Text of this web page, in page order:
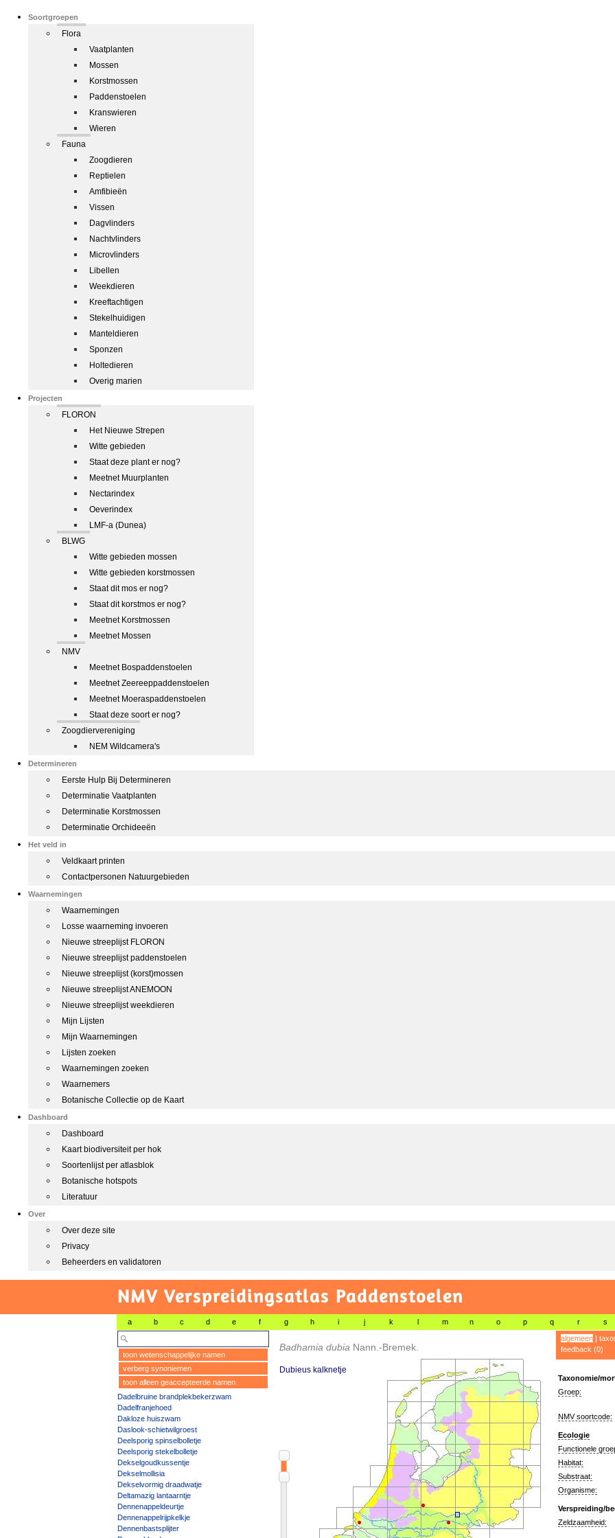
Soortgroepen
Flora
Vaatplanten
Mossen
Korstmossen
Paddenstoelen
Kranswieren
Wieren
Fauna
Zoogdieren
Reptielen
Amfibieën
Vissen
Dagvlinders
Nachtvlinders
Microvlinders
Libellen
Weekdieren
Kreeftachtigen
Stekelhuidigen
Manteldieren
Sponzen
Holtedieren
Overig marien
Projecten
FLORON
Het Nieuwe Strepen
Witte gebieden
Staat deze plant er nog?
Meetnet Muurplanten
Nectarindex
Oeverindex
LMF-a (Dunea)
BLWG
Witte gebieden mossen
Witte gebieden korstmossen
Staat dit mos er nog?
Staat dit korstmos er nog?
Meetnet Korstmossen
Meetnet Mossen
NMV
Meetnet Bospaddenstoelen
Meetnet Zeereeppaddenstoelen
Meetnet Moeraspaddenstoelen
Staat deze soort er nog?
Zoogdiervereniging
NEM Wildcamera's
Determineren
Eerste Hulp Bij Determineren
Determinatie Vaatplanten
Determinatie Korstmossen
Determinatie Orchideeën
Het veld in
Veldkaart printen
Contactpersonen Natuurgebieden
Waarnemingen
Waarnemingen
Losse waarneming invoeren
Nieuwe streeplijst FLORON
Nieuwe streeplijst paddenstoelen
Nieuwe streeplijst (korst)mossen
Nieuwe streeplijst ANEMOON
Nieuwe streeplijst weekdieren
Mijn Lijsten
Mijn Waarnemingen
Lijsten zoeken
Waarnemingen zoeken
Waarnemers
Botanische Collectie op de Kaart
Dashboard
Dashboard
Kaart biodiversiteit per hok
Soortenlijst per atlasblok
Botanische hotspots
Literatuur
Over
Over deze site
Privacy
Beheerders en validatoren
NMV Verspreidingsatlas Paddenstoelen
a b c d e f g h i j k l m n o p q r s
toon wetenschappelijke namen
verberg synoniemen
toon alleen geaccepteerde namen
Dadelbruine brandplekbekerzwam
Dadelfranjehoed
Dakloze huiszwam
Daslook-schietwilgroest
Deelsporig spinselbolletje
Deelsporig stekelbolletje
Dekselgoudkussentje
Dekselmollisia
Dekselvormig draadwatje
Deltamazig lantaarntje
Dennenappeldeurtje
Dennenappelrijpkelkje
Dennenbastsplijter
Badhamia dubia Nann.-Bremek.
Dubieus kalknetje
algemeen|
feedback (0)
Taxonomie/
Groep:
NMV soortcode:
Ecologie
Functionele
Habitat:
Substraat:
Organisme:
Verspreiding/
Zeldzaamheid: